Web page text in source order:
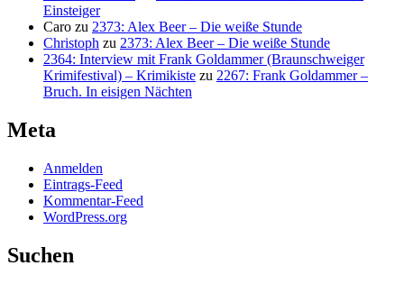
Einsteiger
Caro zu 2373: Alex Beer – Die weiße Stunde
Christoph zu 2373: Alex Beer – Die weiße Stunde
2364: Interview mit Frank Goldammer (Braunschweiger
Krimifestival) – Krimikiste zu 2267: Frank Goldammer –
Bruch. In eisigen Nächten
Meta
Anmelden
Eintrags-Feed
Kommentar-Feed
WordPress.org
Suchen